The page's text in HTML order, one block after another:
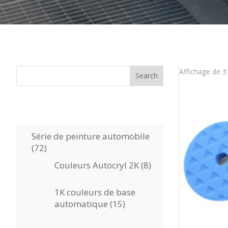
Search
Série de peinture automobile
7272
Couleurs Autocryl 2K 88
1K couleurs de base
automatique 1515
Affichage de